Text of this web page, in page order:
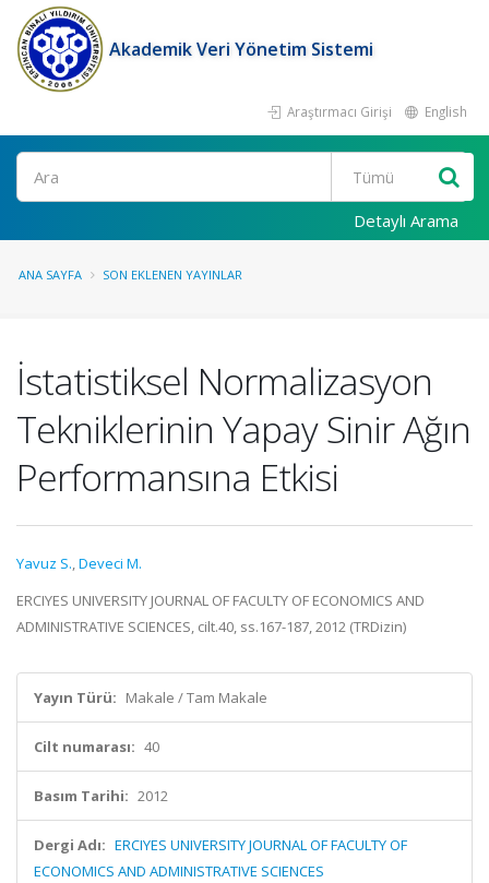
Akademik Veri Yönetim Sistemi
Araştırmacı Girişi English
Ara
Detaylı Arama
ANA SAYFA SON EKLENEN YAYINLAR
İstatistiksel Normalizasyon
Tekniklerinin Yapay Sinir Ağın
Performansına Etkisi
Yavuz S.,Deveci M.
ERCIYES UNIVERSITY JOURNAL OF FACULTY OF ECONOMICS AND
ADMINISTRATIVE SCIENCES, cilt.40, ss.167-187, 2012 (TRDizin)
Yayın Türü: Makale / Tam Makale
Cilt numarası: 40
Basım Tarihi: 2012
Dergi Adı: ERCIYES UNIVERSITY JOURNAL OF FACULTY OF
ECONOMICS AND ADMINISTRATIVE SCIENCES